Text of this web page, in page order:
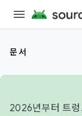
문서
2026년부터 트